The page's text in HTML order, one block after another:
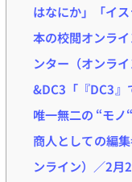
はなにか」「イ
本の校閲オンラ
ンター（オンラ
&DC3「『DC3』
唯一無二の “モノ
商人としての編
ンライン）／2月